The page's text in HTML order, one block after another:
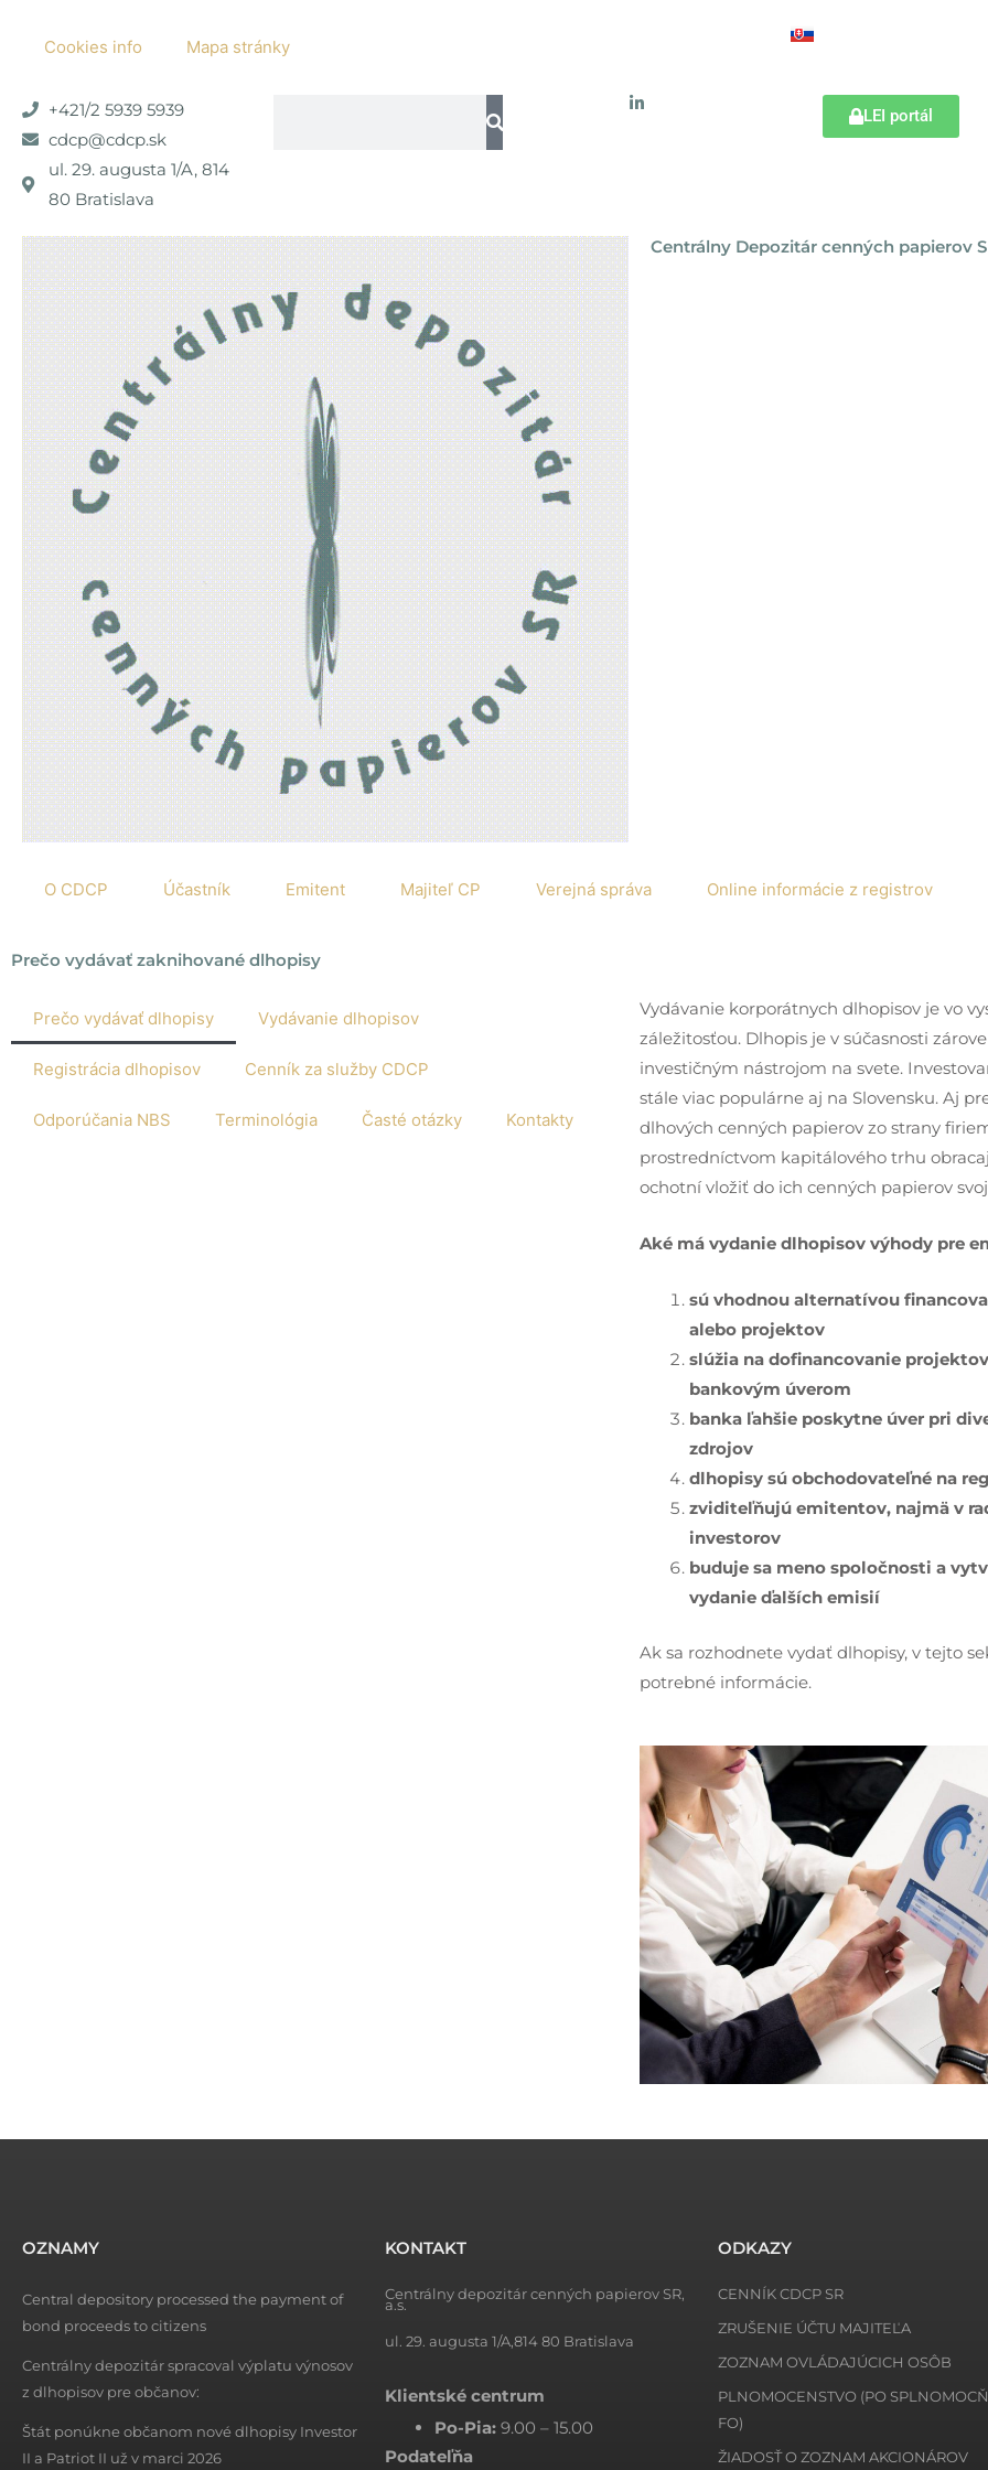
Cookies info Mapa stránky
+421/2 5939 5939
cdcp@cdcp.sk
ul. 29. augusta 1/A, 814
80 Bratislava
LEI portál
Centrálny Depozitár cenných papierov
O CDCP Účastník Emitent Majiteľ CP Verejná správa Online informácie z registrov
Prečo vydávať zaknihované dlhopisy
Prečo vydávať dlhopisy Vydávanie dlhopisov
Registrácia dlhopisov Cenník za služby CDCP
Odporúčania NBS Terminológia Časté otázky Kontakty
Vydávanie korporátnych dlhopisov je vo
záležitosťou. Dlhopis je v súčasnosti
investičným nástrojom na svete.
stále viac populárne aj na Slovensku. Aj
dlhových cenných papierov zo strany
prostredníctvom kapitálového trhu
ochotní vložiť do ich cenných papierov
Aké má vydanie dlhopisov výhody pre
sú vhodnou alternatívou
alebo projektov
slúžia na dofinancovanie
bankovým úverom
banka ľahšie poskytne úver pri
zdrojov
dlhopisy sú obchodovateľné na
zviditeľňujú emitentov, najmä v
investorov
buduje sa meno spoločnosti a
vydanie ďalších emisií
Ak sa rozhodnete vydať dlhopisy, v tejto
potrebné informácie.
OZNAMY
Central depository processed the payment of
bond proceeds to citizens
Centrálny depozitár spracoval výplatu výnosov
z dlhopisov pre občanov:
Štát ponúkne občanom nové dlhopisy Investor
II a Patriot II už v marci 2026
KONTAKT
Centrálny depozitár cenných papierov SR,
a.s.
ul. 29. augusta 1/A,814 80 Bratislava
Klientské centrum
Po-Pia: 9.00 – 15.00
Podateľňa
ODKAZY
CENNÍK CDCP SR
ZRUŠENIE ÚČTU MAJITEĽA
ZOZNAM OVLÁDAJÚCICH OSÔB
PLNOMOCENSTVO (PO
FO)
ŽIADOSŤ O ZOZNAM AKCIONÁROV